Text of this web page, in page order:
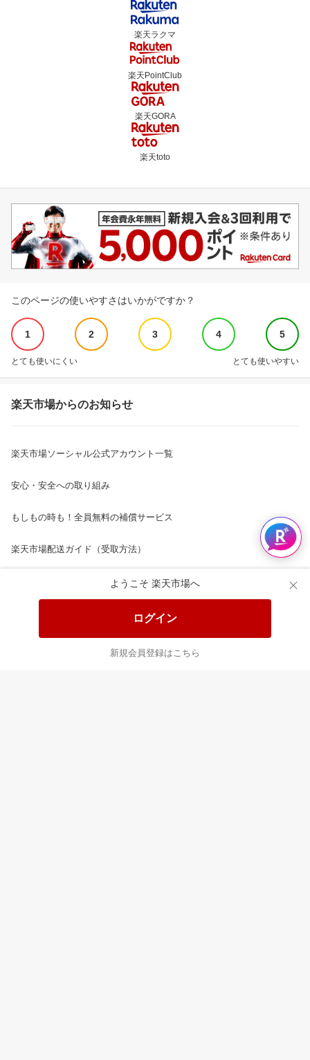
ようこそ 楽天市場へ
ログイン
新規会員登録はこちら
楽天ラクマ
楽天PointClub
楽天GORA
楽天toto
このページの使いやすさはいかがですか？
1 2 3 4 5
とても使いにくい とても使いやすい
楽天市場からのお知らせ
楽天市場ソーシャル公式アカウント一覧
安心・安全への取り組み
もしもの時も！全員無料の補償サービス
楽天市場配送ガイド（受取方法）
楽天にお店を開きませんか？
楽天ショッピングサービスご利用規約